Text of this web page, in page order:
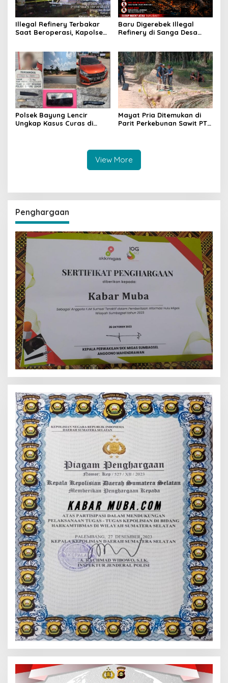
Illegal Refinery Terbakar
Saat Beroperasi, Kapolsek
Pencegahan Terus
Dilakukan
Baru Digerebek Illegal
Refinery di Sanga Desa
Polsek Bayung Lencir
Ungkap Kasus Curas di
Mayat Pria Ditemukan di
Parit Perkebunan Sawit PT
View More
Penghargaan